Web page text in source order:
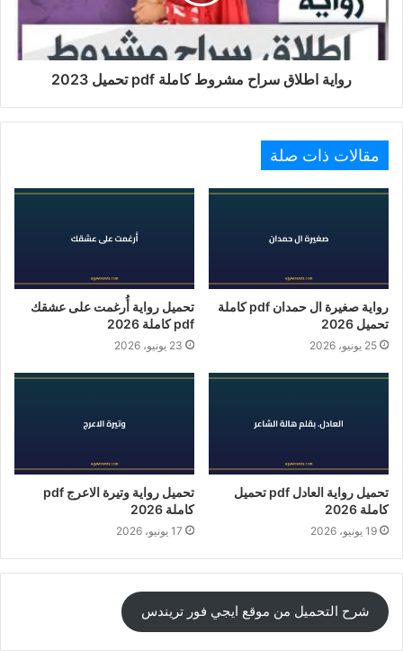
رواية اطلاق سراح مشروط كاملة pdf تحميل 2023
مقالات ذات صلة
رواية صغيرة ال حمدان pdf كاملة
تحميل 2026
25 يونيو، 2026
تحميل رواية أُرغمت على عشقك
pdf كاملة 2026
23 يونيو، 2026
تحميل رواية العادل pdf تحميل
كاملة 2026
19 يونيو، 2026
تحميل رواية وتيرة الاعرج pdf
كاملة 2026
17 يونيو، 2026
شرح التحميل من موقع ايجي فور تريندس